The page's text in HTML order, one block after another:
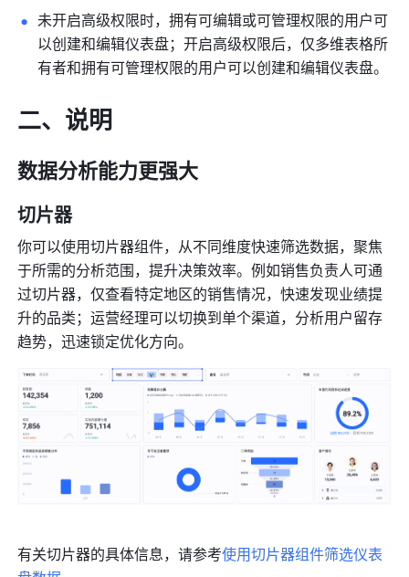
未开启高级权限时，拥有可编辑或可管理权限的用户可
以创建和编辑仪表盘；开启高级权限后，仅多维表格所
有者和拥有可管理权限的用户可以创建和编辑仪表盘。
二、说明
数据分析能力更强大
切片器
你可以使用切片器组件，从不同维度快速筛选数据，聚焦
于所需的分析范围，提升决策效率。例如销售负责人可通
过切片器，仅查看特定地区的销售情况，快速发现业绩提
升的品类；运营经理可以切换到单个渠道，分析用户留存
趋势，迅速锁定优化方向。
有关切片器的具体信息，请参考使用切片器组件筛选仪表